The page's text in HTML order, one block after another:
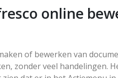
online
of bewerken van
zonder veel handelingen.